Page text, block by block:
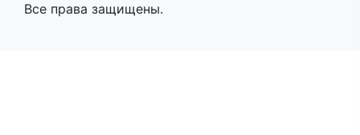
Все права защищены.